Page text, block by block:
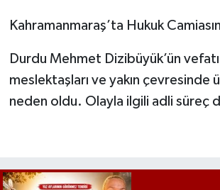
Kahramanmaraş’ta Hukuk
Durdu Mehmet Dizibüyük’ün
meslektaşları ve yakın çevresinde
neden oldu. Olayla ilgili adli süreç